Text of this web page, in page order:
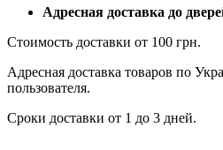
Адресная доставка до
Стоимость доставки от 100 грн.
Адресная доставка товаров по
пользователя.
Сроки доставки от 1 до 3 дней.